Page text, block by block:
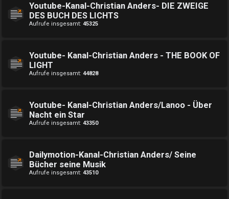
Youtube-Kanal-Christian Anders- DIE ZWEIGE
DES BUCH DES LICHTS
Aufrufe insgesamt: 45325
Youtube- Kanal-Christian Anders - THE BOOK OF
LIGHT
Aufrufe insgesamt: 44828
Youtube- Kanal-Christian Anders/Lanoo - Über
Nacht ein Star
Aufrufe insgesamt: 43350
Dailymotion-Kanal-Christian Anders/ Seine
Bücher seine Musik
Aufrufe insgesamt: 43510